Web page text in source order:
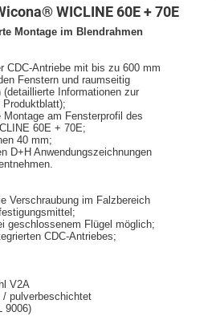
WICLINE 60E + 70E
Montage im Blendrahmen
CDC-Antriebe mit bis zu 600 mm
Fenstern und raumseitig
Informationen zur
am Fensterprofil des
60E + 70E;
40 mm;
D+H Anwendungszeichnungen
Verschraubung im Falzbereich
geschlossenem Flügel möglich;
CDC-Antriebes;
V2A
pulverbeschichtet
9006)